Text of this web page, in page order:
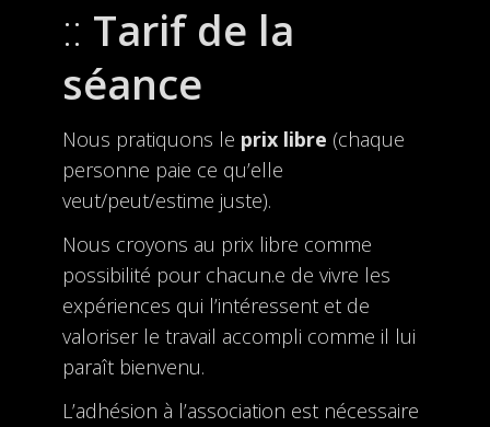
Tarif de la
séance
Nous pratiquons le prix libre (chaque
personne paie ce qu’elle
veut/peut/estime juste).
Nous croyons au prix libre comme
possibilité pour chacun.e de vivre les
expériences qui l’intéressent et de
valoriser le travail accompli comme il lui
paraît bienvenu.
L’adhésion à l’association est nécessaire